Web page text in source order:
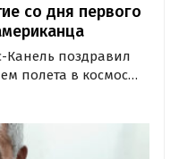
со дня первого
Канель поздравил
полета в космос
эпохальное
Америки 18